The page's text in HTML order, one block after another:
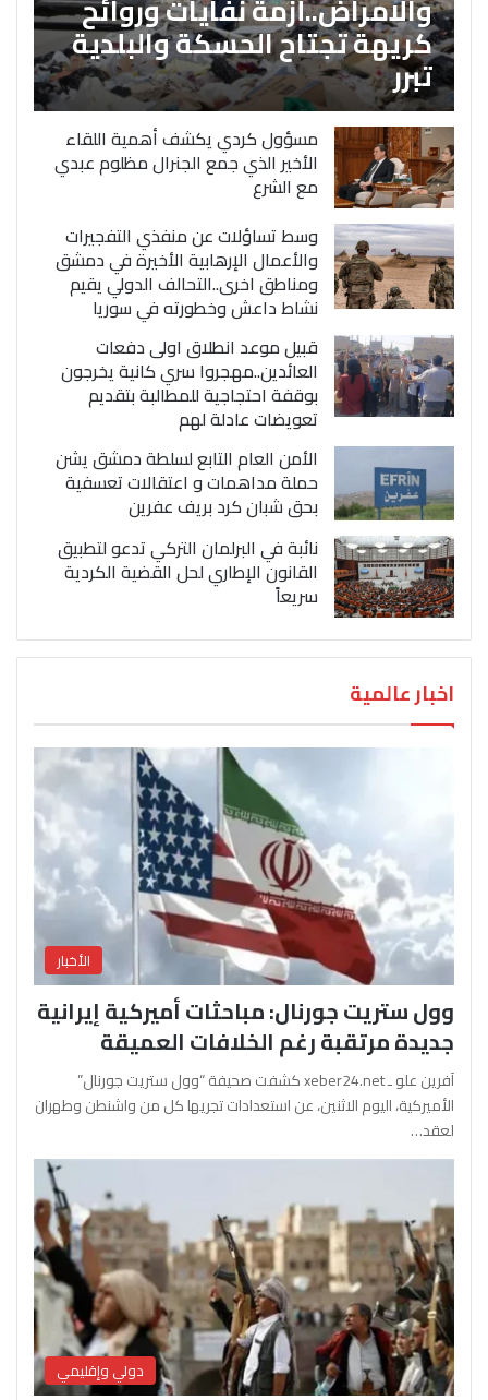
كريهة تجتاح الحسكة والبلدية
تبرر
مسؤول كردي يكشف أهمية اللقاء
الأخير الذي جمع الجنرال مظلوم عبدي
مع الشرع
وسط تساؤلات عن منفذي التفجيرات
والأعمال الإرهابية الأخيرة في دمشق
ومناطق اخرى..التحالف الدولي يقيم
نشاط داعش وخطورته في سوريا
قبيل موعد انطلاق اولى دفعات
العائدين..مهجروا سري كانية يخرجون
بوقفة احتجاجية للمطالبة بتقديم
تعويضات عادلة لهم
الأمن العام التابع لسلطة دمشق يشن
حملة مداهمات و اعتقالات تعسفية
بحق شبان كرد بريف عفرين
نائبة في البرلمان التركي تدعو لتطبيق
القانون الإطاري لحل القضية الكردية
سريعاً
اخبار عالمية
الأخبار
وول ستريت جورنال: مباحثات أميركية إيرانية
جديدة مرتقبة رغم الخلافات العميقة
آفرين علو ـ xeber24.net كشفت صحيفة “وول ستريت جورنال”
الأميركية، اليوم الاثنين، عن استعدادات تجريها كل من واشنطن وطهران
لعقد…
دولي وإقليمي